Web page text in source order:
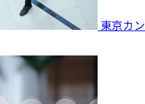
東京カン